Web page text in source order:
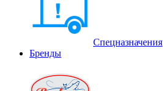
Спецназначения
Бренды